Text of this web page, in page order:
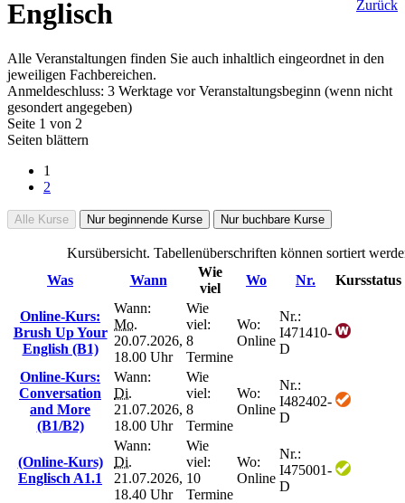
Zurück
Englisch
Alle Veranstaltungen finden Sie auch inhaltlich eingeordnet in den
jeweiligen Fachbereichen.
Anmeldeschluss: 3 Werktage vor Veranstaltungsbeginn (wenn nicht
gesondert angegeben)
Seite 1 von 2
Seiten blättern
1
2
Alle Kurse Nur beginnende Kurse Nur buchbare Kurse
Kursübersicht. Tabellenüberschriften können sortiert
Was
Wann
Wie
viel
Wo Nr. Kursstatus
Online-Kurs:
Brush Up Your
English (B1)
Wann:
Mo.
20.07.2026,
18.00 Uhr
Wie
viel:
8
Termine
Wo:
Online
Nr.:
I471410-
D
Online-Kurs:
Conversation
and More
(B1/B2)
Wann:
Di.
21.07.2026,
18.00 Uhr
Wie
viel:
8
Termine
Wo:
Online
Nr.:
I482402-
D
(Online-Kurs)
Englisch A1.1
Wann:
Di.
21.07.2026,
18.40 Uhr
Wie
viel:
10
Termine
Wo:
Online
Nr.:
I475001-
D